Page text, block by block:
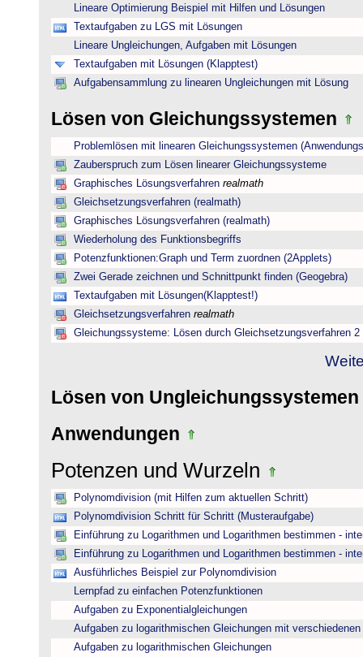
Lineare Optimierung Beispiel mit Hilfen und Lösungen
Textaufgaben zu LGS mit Lösungen
Lineare Ungleichungen, Aufgaben mit Lösungen
Textaufgaben mit Lösungen (Klapptest)
Aufgabensammlung zu linearen Ungleichungen mit Lösung
Lösen von Gleichungssystemen
Problemlösen mit linearen Gleichungssystemen
Zauberspruch zum Lösen linearer Gleichungssysteme
Graphisches Lösungsverfahren realmath
Gleichsetzungsverfahren (realmath)
Graphisches Lösungsverfahren (realmath)
Wiederholung des Funktionsbegriffs
Potenzfunktionen:Graph und Term zuordnen (2Applets)
Zwei Gerade zeichnen und Schnittpunkt finden (Geogebra)
Textaufgaben mit Lösungen(Klapptest!)
Gleichsetzungsverfahren realmath
Gleichungssysteme: Lösen durch Gleichsetzungsverfahren 2
Lösen von Ungleichungssystemen
Anwendungen
Potenzen und Wurzeln
Polynomdivision (mit Hilfen zum aktuellen Schritt)
Polynomdivision Schritt für Schritt (Musteraufgabe)
Einführung zu Logarithmen und Logarithmen bestimmen -
Einführung zu Logarithmen und Logarithmen bestimmen -
Ausführliches Beispiel zur Polynomdivision
Lernpfad zu einfachen Potenzfunktionen
Aufgaben zu Exponentialgleichungen
Aufgaben zu logarithmischen Gleichungen mit verschiedenen
Aufgaben zu logarithmischen Gleichungen